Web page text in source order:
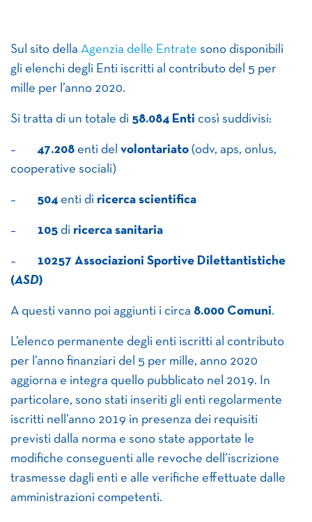
Sul sito della Agenzia delle Entrate sono disponibili
gli elenchi degli Enti iscritti al contributo del 5 per
mille per l’anno 2020.
Si tratta di un totale di 58.084 Enti così suddivisi:
– 47.208 enti del volontariato (odv, aps, onlus,
cooperative sociali)
– 504 enti di ricerca scientifica
– 105 di ricerca sanitaria
–
10257 Associazioni Sportive Dilettantistiche
(ASD)
A questi vanno poi aggiunti i circa 8.000 Comuni.
L’elenco permanente degli enti iscritti al contributo
per l’anno finanziari del 5 per mille, anno 2020
aggiorna e integra quello pubblicato nel 2019. In
particolare, sono stati inseriti gli enti regolarmente
iscritti nell’anno 2019 in presenza dei requisiti
previsti dalla norma e sono state apportate le
modifiche conseguenti alle revoche dell’iscrizione
trasmesse dagli enti e alle verifiche effettuate dalle
amministrazioni competenti.